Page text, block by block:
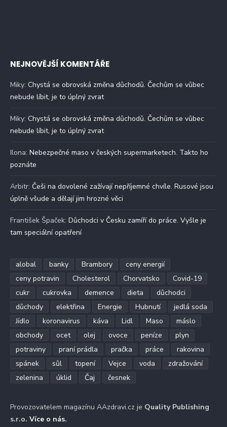
NEJNOVĚJŠÍ KOMENTÁŘE
Miky: Chystá se obrovská změna důchodů. Čechům se vůbec
nebude líbit, je to úplný zvrat
Miky: Chystá se obrovská změna důchodů. Čechům se vůbec
nebude líbit, je to úplný zvrat
Ilona: Nebezpečné maso v českých supermarketech. Takto ho
poznáte
Arbitr: Češi na dovolené zažívají nepříjemné chvíle. Rusové jsou
úplně všude a dělají jim hrozné věci
František Špaček: Důchodci v Česku zamíří do práce. Vyšle je
tam speciální opatření
alobal banky Brambory
ceny energií
ceny potravin
Cholesterol Chorvatsko
Covid-19
cukr
cukrovka demence dieta
důchodci
důchody
elektřina Energie Hubnutí
jedlá soda
Jídlo
koronavirus káva Lidl Maso
máslo
obchody
ocet olej ovoce peníze
plyn
potraviny
praní prádla pračka práce
rakovina
spánek
sůl topení Vejce voda
zdražování
zelenina
úklid Čaj česnek
Provozovatelem magazínu AAzdravi.cz je Quality Publishing
s.r.o. Více o nás.